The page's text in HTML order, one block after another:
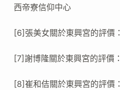
西帝寮信仰中心
[6]張美女關於東興宮的評價：
[7]謝博隆關於東興宮的評價：
[8]崔和佶關於東興宮的評價：